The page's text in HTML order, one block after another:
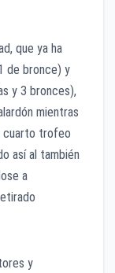
que ya ha
de bronce) y
y 3 bronces),
mientras
cuarto trofeo
así al también
a
y